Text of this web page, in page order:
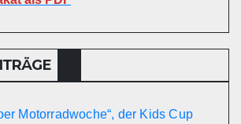
Motorradwoche“, der Kids Cup